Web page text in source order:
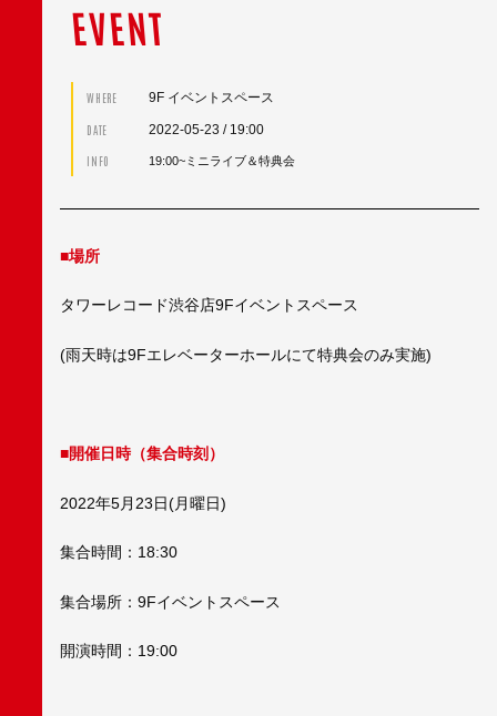
EVENT
WHERE 9F イベントスペース
DATE 2022-05-23 / 19:00
INFO 19:00~ミニライブ＆特典会
■場所
タワーレコード渋谷店9Fイベントスペース
(雨天時は9Fエレベーターホールにて特典会のみ実施)
■開催日時（集合時刻）
2022年5月23日(月曜日)
集合時間：18:30
集合場所：9Fイベントスペース
開演時間：19:00